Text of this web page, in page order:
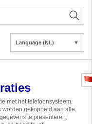
Language (NL) ▼
met het telefoonsysteem.
worden gekoppeld aan alle
te presenteren,